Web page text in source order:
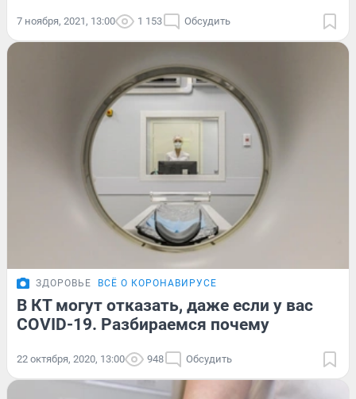
7 ноября, 2021, 13:00 1 153 Обсудить
ЗДОРОВЬЕ ВСЁ О КОРОНАВИРУСЕ
В КТ могут отказать, даже если у вас
COVID-19. Разбираемся почему
22 октября, 2020, 13:00 948 Обсудить